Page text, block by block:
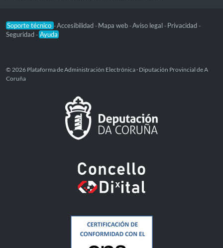
Soporte técnico -Accesibilidad - Mapa web -Aviso legal - Privacidad -
Seguridad - Ayuda
© 2026 Plataforma de Administración Electrónica · Diputación Provincial de A
Coruña